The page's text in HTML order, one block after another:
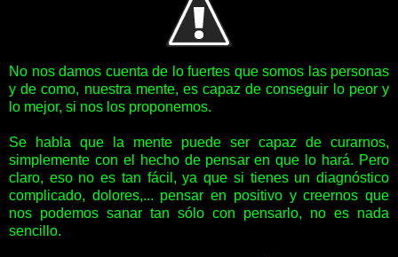
No nos damos cuenta de lo fuertes que somos las personas
y de como, nuestra mente, es capaz de conseguir lo peor y
lo mejor, si nos los proponemos.
Se habla que la mente puede ser capaz de curarnos,
simplemente con el hecho de pensar en que lo hará. Pero
claro, eso no es tan fácil, ya que si tienes un diagnóstico
complicado, dolores,... pensar en positivo y creernos que
nos podemos sanar tan sólo con pensarlo, no es nada
sencillo.